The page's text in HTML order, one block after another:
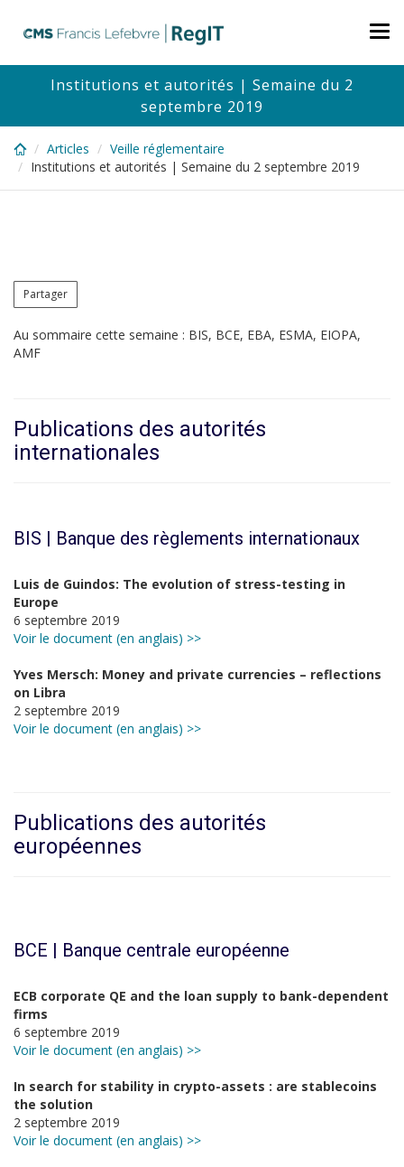
content
Institutions et autorités | Semaine du 2
septembre 2019
Articles
Veille réglementaire
Institutions et autorités | Semaine du 2 septembre 2019
Partager
Au sommaire cette semaine : BIS, BCE, EBA, ESMA, EIOPA,
AMF
Publications des autorités
internationales
BIS | Banque des règlements internationaux
Luis de Guindos: The evolution of stress-testing in
Europe
6 septembre 2019
Voir le document (en anglais) >>
Yves Mersch: Money and private currencies – reflections
on Libra
2 septembre 2019
Voir le document (en anglais) >>
Publications des autorités
européennes
BCE | Banque centrale européenne
ECB corporate QE and the loan supply to bank-dependent
firms
6 septembre 2019
Voir le document (en anglais) >>
In search for stability in crypto-assets : are stablecoins
the solution
2 septembre 2019
Voir le document (en anglais) >>